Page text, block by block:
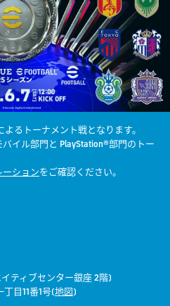
るトーナメント戦となります。
イル部門と PlayStation®部門のトー
ションをご確認ください。
ティブセンター銀座 2階)
目11番1号(地図)